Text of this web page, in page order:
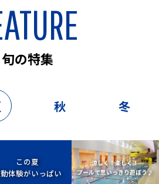
旬の特集
秋 冬
この夏
体験がいっぱい
涼しく！楽しく！
プールで思いっきり遊ぼう♪